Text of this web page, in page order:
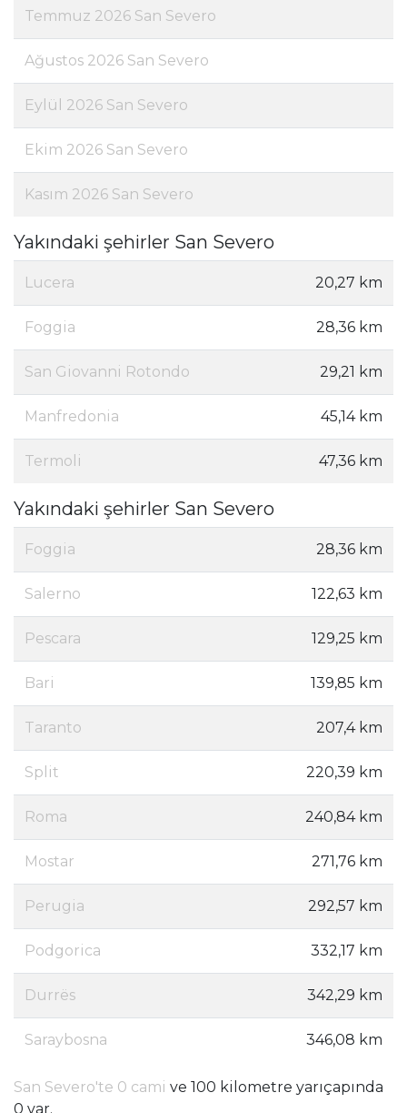
Temmuz 2026 San Severo
Ağustos 2026 San Severo
Eylül 2026 San Severo
Ekim 2026 San Severo
Kasım 2026 San Severo
Yakındaki şehirler San Severo
Lucera 20,27 km
Foggia 28,36 km
San Giovanni Rotondo 29,21 km
Manfredonia 45,14 km
Termoli 47,36 km
Yakındaki şehirler San Severo
Foggia 28,36 km
Salerno 122,63 km
Pescara 129,25 km
Bari 139,85 km
Taranto 207,4 km
Split 220,39 km
Roma 240,84 km
Mostar 271,76 km
Perugia 292,57 km
Podgorica 332,17 km
Durrës 342,29 km
Saraybosna 346,08 km
San Severo'te 0 cami ve 100 kilometre yarıçapında
0 var.